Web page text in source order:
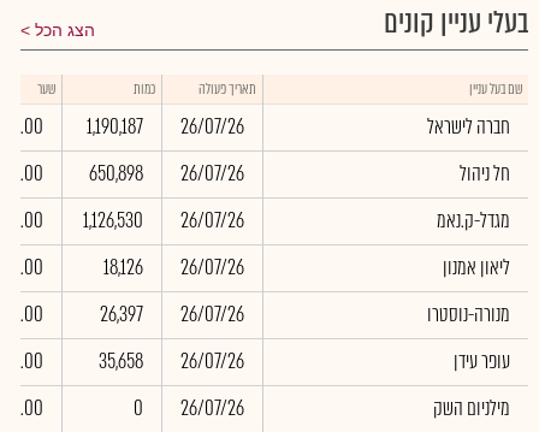
בעלי עניין קונים הצג הכל
שם בעל עניין תאריך פעולה כמות שער
חברה לישראל 26/07/26
1,190,187
0.00
חל ניהול
26/07/26
650,898
0.00
מגדל-ק.נאמ
26/07/26
1,126,530
0.00
ליאון אמנון
26/07/26
18,126
0.00
מנורה-נוסטרו
26/07/26
26,397
0.00
עופר עידן
26/07/26
35,658
0.00
מילניום השק
26/07/26
0
0.00